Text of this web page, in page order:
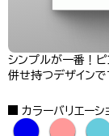
シンプルが一番！
併せ持つデザインで
カラーバリエーシ